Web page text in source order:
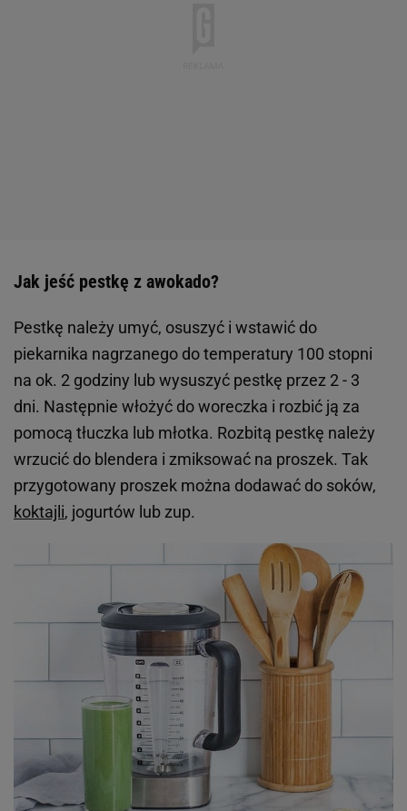
Jak jeść pestkę z awokado?
Pestkę należy umyć, osuszyć i wstawić do
piekarnika nagrzanego do temperatury 100 stopni
na ok. 2 godziny lub wysuszyć pestkę przez 2 - 3
dni. Następnie włożyć do woreczka i rozbić ją za
pomocą tłuczka lub młotka. Rozbitą pestkę należy
wrzucić do blendera i zmiksować na proszek. Tak
przygotowany proszek można dodawać do soków,
koktajli, jogurtów lub zup.